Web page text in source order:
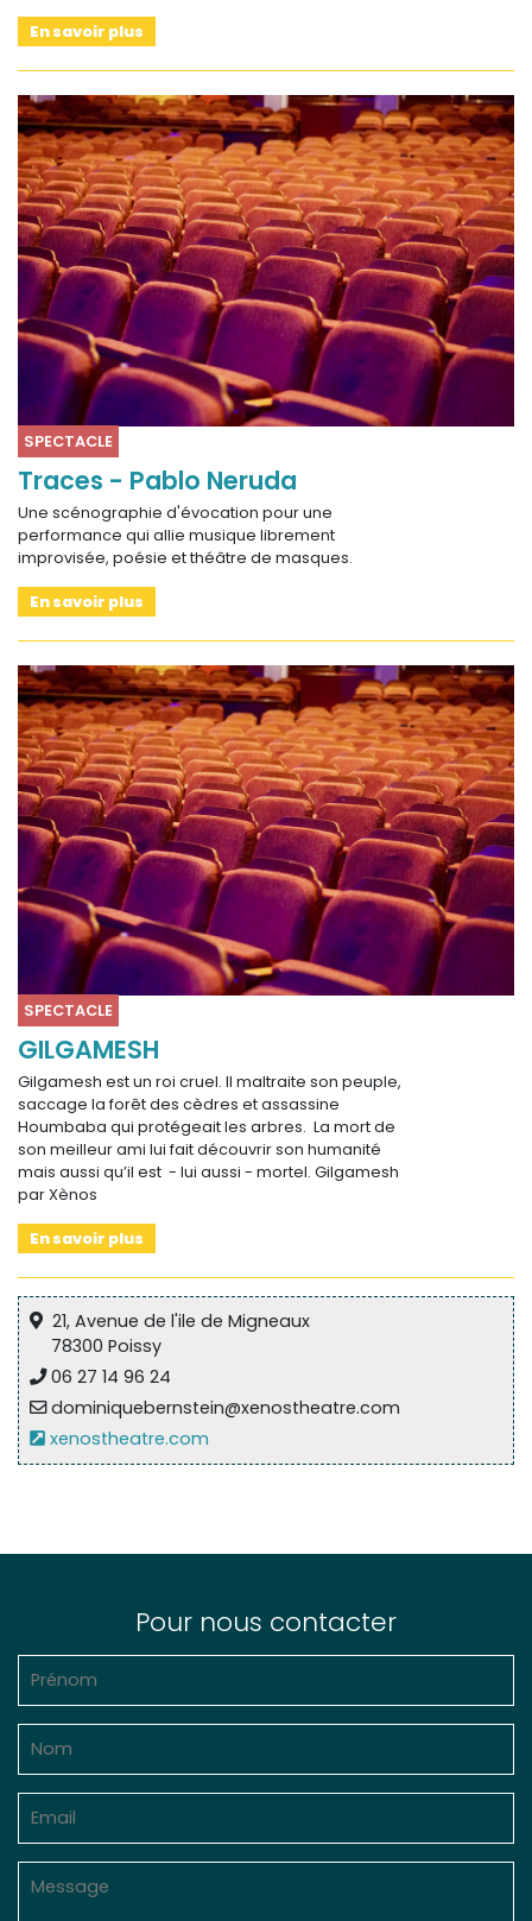
En savoir plus
SPECTACLE
Traces - Pablo Neruda
Une scénographie d'évocation pour une
performance qui allie musique librement
improvisée, poésie et théâtre de masques.
En savoir plus
SPECTACLE
GILGAMESH
Gilgamesh est un roi cruel. Il maltraite son peuple,
saccage la forêt des cèdres et assassine
Houmbaba qui protégeait les arbres. La mort de
son meilleur ami lui fait découvrir son humanité
mais aussi qu’il est - lui aussi - mortel. Gilgamesh
par Xènos
En savoir plus
21, Avenue de l'ile de Migneaux
78300 Poissy
06 27 14 96 24
dominiquebernstein@xenostheatre.com
xenostheatre.com
Pour nous contacter